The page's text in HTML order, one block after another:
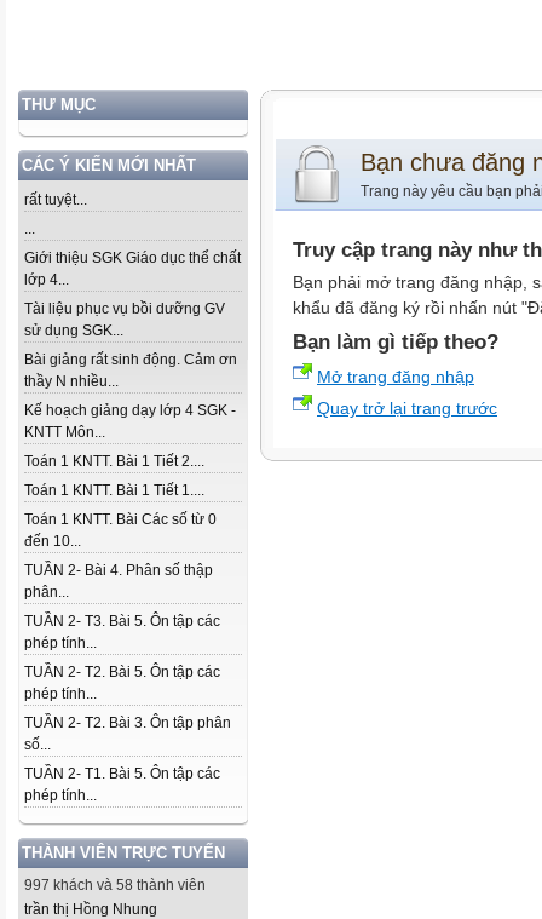
THƯ MỤC
CÁC Ý KIẾN MỚI NHẤT
rất tuyệt...
...
Giới thiệu SGK Giáo dục thể chất
lớp 4...
Tài liệu phục vụ bồi dưỡng GV
sử dụng SGK...
Bài giảng rất sinh động. Cảm ơn
thầy N nhiều...
Kế hoạch giảng dạy lớp 4 SGK -
KNTT Môn...
Toán 1 KNTT. Bài 1 Tiết 2....
Toán 1 KNTT. Bài 1 Tiết 1....
Toán 1 KNTT. Bài Các số từ 0
đến 10...
TUẦN 2- Bài 4. Phân số thập
phân...
TUẦN 2- T3. Bài 5. Ôn tập các
phép tính...
TUẦN 2- T2. Bài 5. Ôn tập các
phép tính...
TUẦN 2- T2. Bài 3. Ôn tập phân
số...
TUẦN 2- T1. Bài 5. Ôn tập các
phép tính...
THÀNH VIÊN TRỰC TUYẾN
997 khách và 58 thành viên
trần thị Hồng Nhung
Bạn chưa đăng
Trang này yêu cầu bạn
Truy cập trang này như
Bạn phải mở trang đăng nhập,
khẩu đã đăng ký rồi nhấn nút
Bạn làm gì tiếp theo?
Mở trang đăng nhập
Quay trở lại trang trước